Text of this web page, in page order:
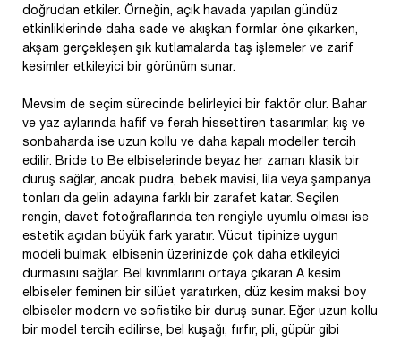
doğrudan etkiler. Örneğin, açık havada yapılan gündüz
etkinliklerinde daha sade ve akışkan formlar öne çıkarken,
akşam gerçekleşen şık kutlamalarda taş işlemeler ve zarif
kesimler etkileyici bir görünüm sunar.
Mevsim de seçim sürecinde belirleyici bir faktör olur. Bahar
ve yaz aylarında hafif ve ferah hissettiren tasarımlar, kış ve
sonbaharda ise uzun kollu ve daha kapalı modeller tercih
edilir. Bride to Be elbiselerinde beyaz her zaman klasik bir
duruş sağlar, ancak pudra, bebek mavisi, lila veya şampanya
tonları da gelin adayına farklı bir zarafet katar. Seçilen
rengin, davet fotoğraflarında ten rengiyle uyumlu olması ise
estetik açıdan büyük fark yaratır. Vücut tipinize uygun
modeli bulmak, elbisenin üzerinizde çok daha etkileyici
durmasını sağlar. Bel kıvrımlarını ortaya çıkaran A kesim
elbiseler feminen bir silüet yaratırken, düz kesim maksi boy
elbiseler modern ve sofistike bir duruş sunar. Eğer uzun kollu
bir model tercih edilirse, bel kuşağı, fırfır, pli, güpür gibi